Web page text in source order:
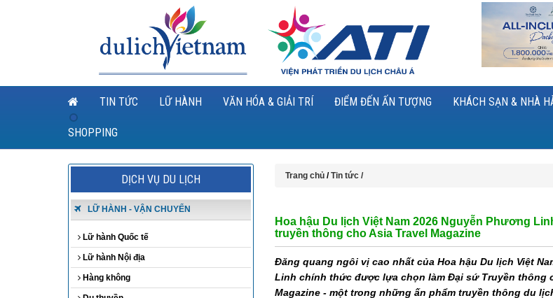
TIN TỨC LỮ HÀNH VĂN HÓA & GIẢI TRÍ ĐIỂM ĐẾN ẤN TƯỢNG KHÁCH SẠN & NHÀ
SHOPPING
DỊCH VỤ DU LỊCH
LỮ HÀNH - VẬN CHUYỂN
Lữ hành Quốc tế
Lữ hành Nội địa
Hàng không
Trang chủ /Tin tức /
Hoa hậu Du lịch Việt Nam 2026 Nguyễn Phương
truyền thông cho Asia Travel Magazine
Đăng quang ngôi vị cao nhất của Hoa hậu Du lịch Việt
Linh chính thức được lựa chọn làm Đại sứ Truyền thông
Magazine - một trong những ấn phẩm truyền thông du